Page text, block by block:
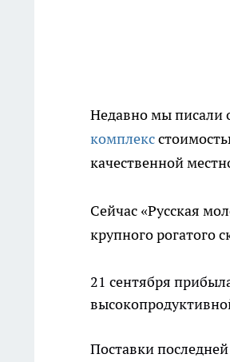
Недавно мы писали
комплекс
качественной
Сейчас «Русская
крупного рогатого
21 сентября
Поставки